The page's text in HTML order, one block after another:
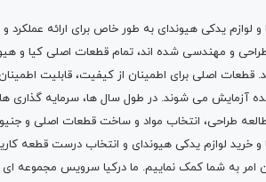
و لوازم یدکی هیوندای به طور خاص برای ارائه عملکرد
و مهندسی شده اند، تمام قطعات اصلی کیا و
قطعات اصلی برای اطمینان از کیفیت، قابلیت
آزمایش می شوند. در طول سال ها، سرمایه گذاری
طراحی، انتخاب مواد و ساخت قطعات اصلی و
و خرید لوازم یدکی هیوندای و انتخاب درست قطعه
امر به شما کمک نماییم. ما درکیا سرویس مجموعه ای